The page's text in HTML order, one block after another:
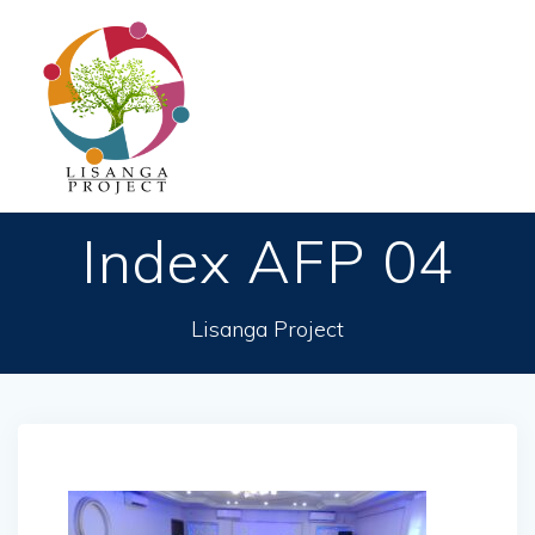
Index AFP 04
Lisanga Project